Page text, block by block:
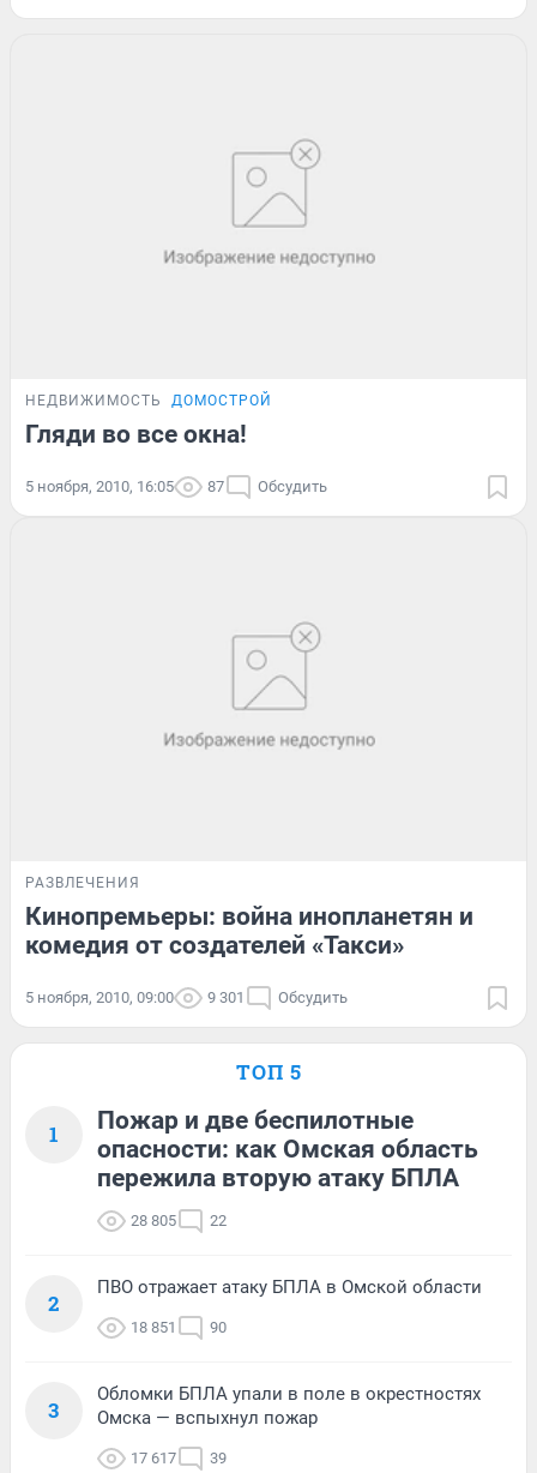
НЕДВИЖИМОСТЬ ДОМОСТРОЙ
Гляди во все окна!
5 ноября, 2010, 16:05 87 Обсудить
РАЗВЛЕЧЕНИЯ
Кинопремьеры: война инопланетян и
комедия от создателей «Такси»
5 ноября, 2010, 09:00 9 301 Обсудить
ТОП 5
1
Пожар и две беспилотные
опасности: как Омская область
пережила вторую атаку БПЛА
28 805 22
2
ПВО отражает атаку БПЛА в Омской области
18 851 90
3
Обломки БПЛА упали в поле в окрестностях
Омска — вспыхнул пожар
17 617 39